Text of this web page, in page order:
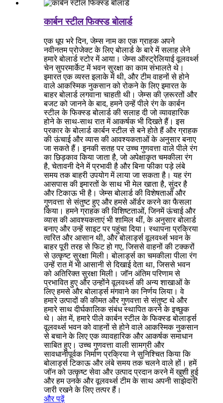
कार्बन स्टील फिक्स्ड बोलार्ड
एक धूप भरे दिन, जेम्स नाम का एक ग्राहक अपने
नवीनतम प्रोजेक्ट के लिए बोलार्ड के बारे में सलाह लेने
हमारे बोलार्ड स्टोर में आया। जेम्स ऑस्ट्रेलियाई वूलवर्थ्स
चेन सुपरमार्केट में भवन सुरक्षा का काम संभालते थे।
इमारत एक व्यस्त इलाके में थी, और टीम वाहनों से होने
वाले आकस्मिक नुकसान को रोकने के लिए इमारत के
बाहर बोलार्ड लगवाना चाहती थी। जेम्स की ज़रूरतों और
बजट को जानने के बाद, हमने उन्हें पीले रंग के कार्बन
स्टील के फिक्स्ड बोलार्ड की सलाह दी जो व्यावहारिक
होने के साथ-साथ रात में आकर्षक भी दिखते हैं। इस
प्रकार के बोलार्ड कार्बन स्टील से बने होते हैं और ग्राहक
की ऊंचाई और व्यास की आवश्यकताओं के अनुसार बनाए
जा सकते हैं। इनकी सतह पर उच्च गुणवत्ता वाले पीले रंग
का छिड़काव किया जाता है, जो अपेक्षाकृत चमकीला रंग
है, चेतावनी देने में प्रभावी है और बिना फीका पड़े लंबे
समय तक बाहरी उपयोग में लाया जा सकता है। यह रंग
आसपास की इमारतों के साथ भी मेल खाता है, सुंदर है
और टिकाऊ भी है। जेम्स बोलार्ड की विशेषताओं और
गुणवत्ता से संतुष्ट हुए और हमसे ऑर्डर करने का फैसला
किया। हमने ग्राहक की विशिष्टताओं, जिनमें ऊंचाई और
व्यास की आवश्यकताएं भी शामिल थीं, के अनुसार बोलार्ड
बनाए और उन्हें साइट पर पहुंचा दिया। स्थापना प्रक्रिया
त्वरित और आसान थी, और बोलार्ड्स वूलवर्थ्स भवन के
बाहर पूरी तरह से फिट हो गए, जिससे वाहनों की टक्करों
से उत्कृष्ट सुरक्षा मिली। बोलार्ड्स का चमकीला पीला रंग
उन्हें रात में भी आसानी से दिखाई देता था, जिससे भवन
को अतिरिक्त सुरक्षा मिली। जॉन अंतिम परिणाम से
प्रभावित हुए और उन्होंने वूलवर्थ्स की अन्य शाखाओं के
लिए हमसे और बोलार्ड्स मंगवाने का निर्णय लिया। वे
हमारे उत्पादों की कीमत और गुणवत्ता से संतुष्ट थे और
हमारे साथ दीर्घकालिक संबंध स्थापित करने के इच्छुक
थे। अंत में, हमारे पीले कार्बन स्टील के फिक्स्ड बोलार्ड्स
वूलवर्थ्स भवन को वाहनों से होने वाले आकस्मिक नुकसान
से बचाने के लिए एक व्यावहारिक और आकर्षक समाधान
साबित हुए। उच्च गुणवत्ता वाली सामग्री और
सावधानीपूर्वक निर्माण प्रक्रिया ने सुनिश्चित किया कि
बोलार्ड्स टिकाऊ और लंबे समय तक चलने वाले हों। हमें
जॉन को उत्कृष्ट सेवा और उत्पाद प्रदान करने में खुशी हुई
और हम उनके और वूलवर्थ्स टीम के साथ अपनी साझेदारी
जारी रखने के लिए तत्पर हैं।
और पढ़ें